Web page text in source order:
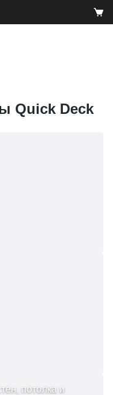
Quick Deck
потолка и